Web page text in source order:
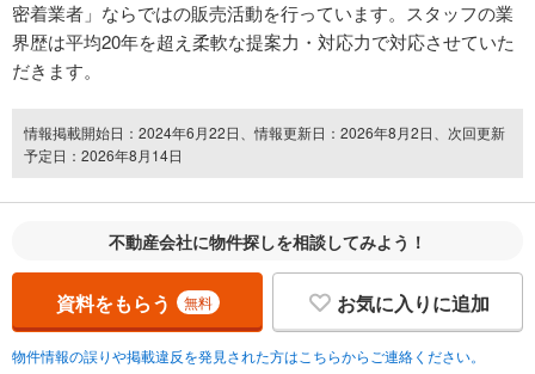
密着業者」ならではの販売活動を行っています。スタッフの業
界歴は平均20年を超え柔軟な提案力・対応力で対応させていた
だきます。
情報掲載開始日：2024年6月22日、情報更新日：2026年8月2日、次回更新
予定日：2026年8月14日
不動産会社に物件探しを相談してみよう！
資料をもらう 無料 お気に入りに追加
物件情報の誤りや掲載違反を発見された方はこちらからご連絡ください。